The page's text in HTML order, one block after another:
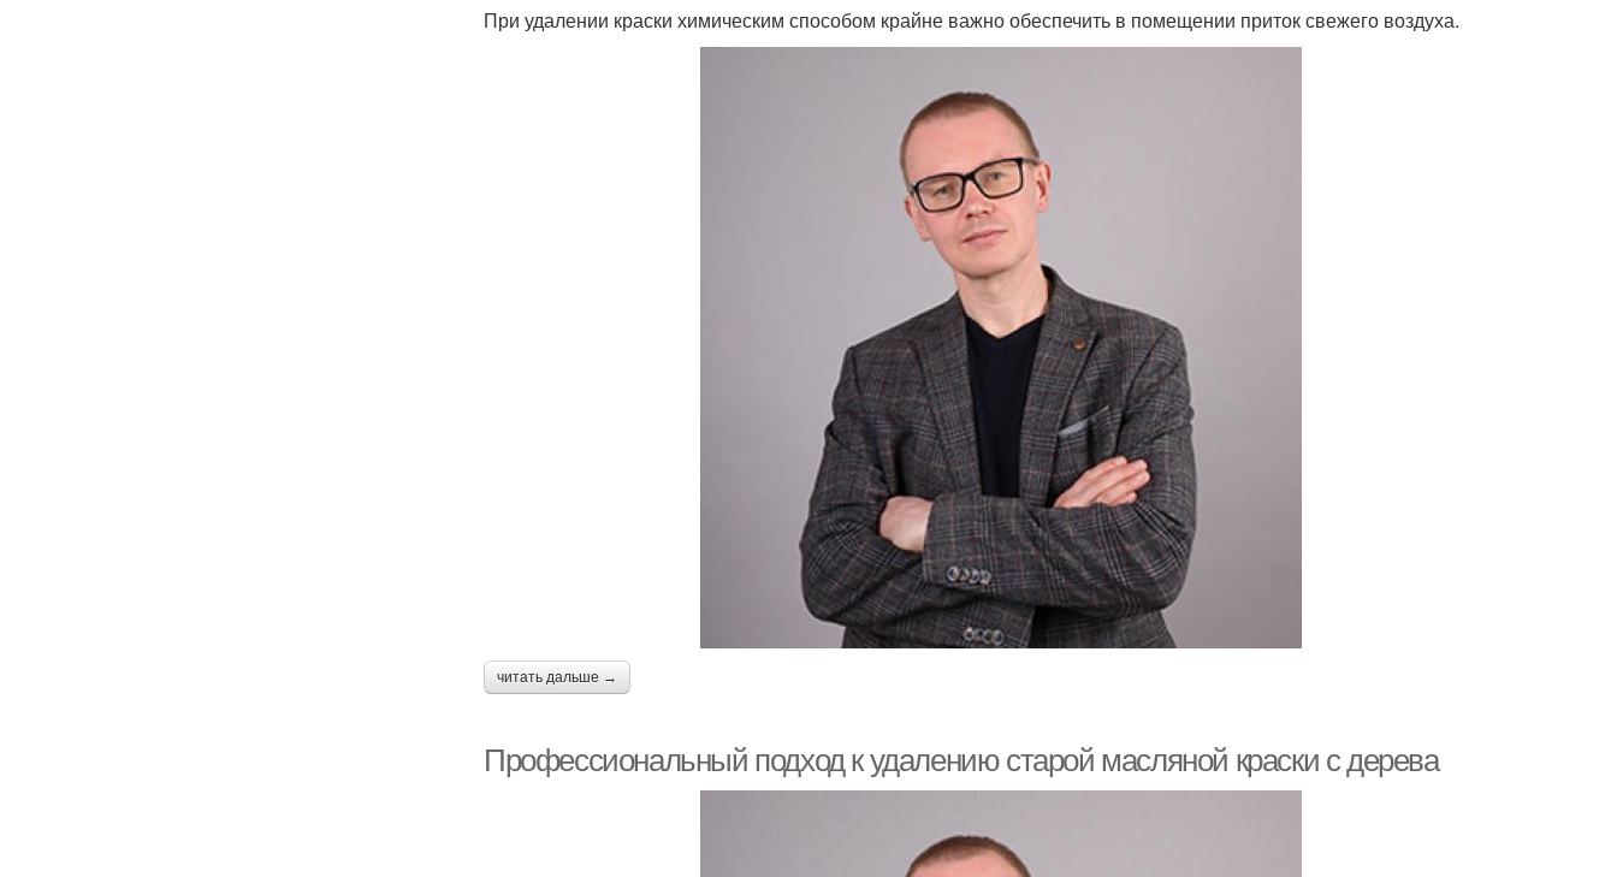
При удалении краски химическим способом крайне важно обеспечить в помещении приток свежего воздуха.
читать дальше →
Профессиональный подход к удалению старой масляной краски с дерева